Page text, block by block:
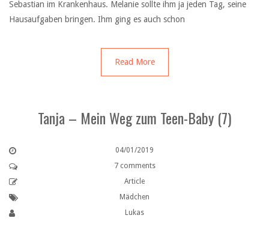
Sebastian im Krankenhaus. Melanie sollte ihm ja jeden Tag, seine
Hausaufgaben bringen. Ihm ging es auch schon
Read More
Tanja – Mein Weg zum Teen-Baby (7)
04/01/2019
7 comments
Article
Mädchen
Lukas